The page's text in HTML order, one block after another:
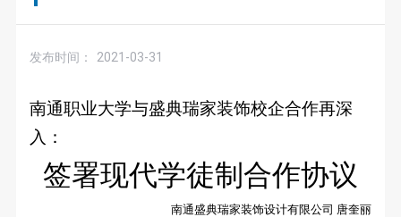
发布时间： 2021-03-31
南通职业大学与盛典瑞家装饰校企合作再深
入：
签署现代学徒制合作协议
南通盛典瑞家装饰设计有限公司 唐奎丽